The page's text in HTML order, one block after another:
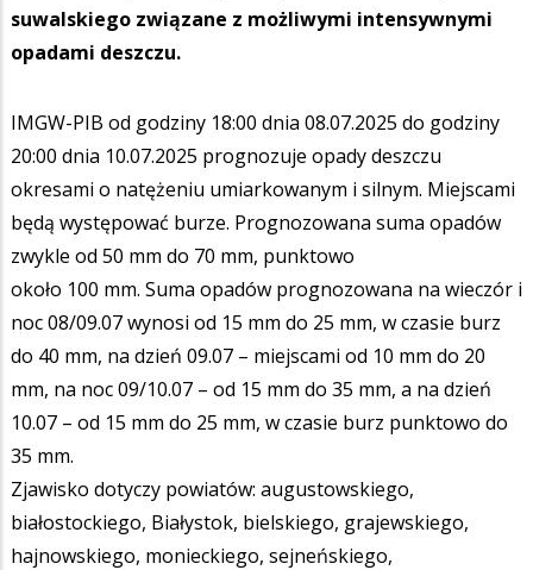
suwalskiego związane z możliwymi intensywnymi
opadami deszczu.
IMGW-PIB od godziny 18:00 dnia 08.07.2025 do godziny
20:00 dnia 10.07.2025 prognozuje opady deszczu
okresami o natężeniu umiarkowanym i silnym. Miejscami
będą występować burze. Prognozowana suma opadów
zwykle od 50 mm do 70 mm, punktowo
około 100 mm. Suma opadów prognozowana na wieczór i
noc 08/09.07 wynosi od 15 mm do 25 mm, w czasie burz
do 40 mm, na dzień 09.07 – miejscami od 10 mm do 20
mm, na noc 09/10.07 – od 15 mm do 35 mm, a na dzień
10.07 – od 15 mm do 25 mm, w czasie burz punktowo do
35 mm.
Zjawisko dotyczy powiatów: augustowskiego,
białostockiego, Białystok, bielskiego, grajewskiego,
hajnowskiego, monieckiego, sejneńskiego,